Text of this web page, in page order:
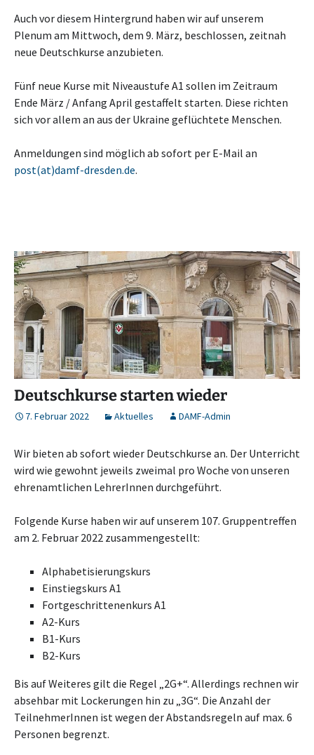
Auch vor diesem Hintergrund haben wir auf unserem
Plenum am Mittwoch, dem 9. März, beschlossen, zeitnah
neue Deutschkurse anzubieten.
Fünf neue Kurse mit Niveaustufe A1 sollen im Zeitraum
Ende März / Anfang April gestaffelt starten. Diese richten
sich vor allem an aus der Ukraine geflüchtete Menschen.
Anmeldungen sind möglich ab sofort per E-Mail an
post(at)damf-dresden.de.
Deutschkurse starten wieder
7. Februar 2022 Aktuelles DAMF-Admin
Wir bieten ab sofort wieder Deutschkurse an. Der Unterricht
wird wie gewohnt jeweils zweimal pro Woche von unseren
ehrenamtlichen LehrerInnen durchgeführt.
Folgende Kurse haben wir auf unserem 107. Gruppentreffen
am 2. Februar 2022 zusammengestellt:
Alphabetisierungskurs
Einstiegskurs A1
Fortgeschrittenenkurs A1
A2-Kurs
B1-Kurs
B2-Kurs
Bis auf Weiteres gilt die Regel „2G+“. Allerdings rechnen wir
absehbar mit Lockerungen hin zu „3G“. Die Anzahl der
TeilnehmerInnen ist wegen der Abstandsregeln auf max. 6
Personen begrenzt.